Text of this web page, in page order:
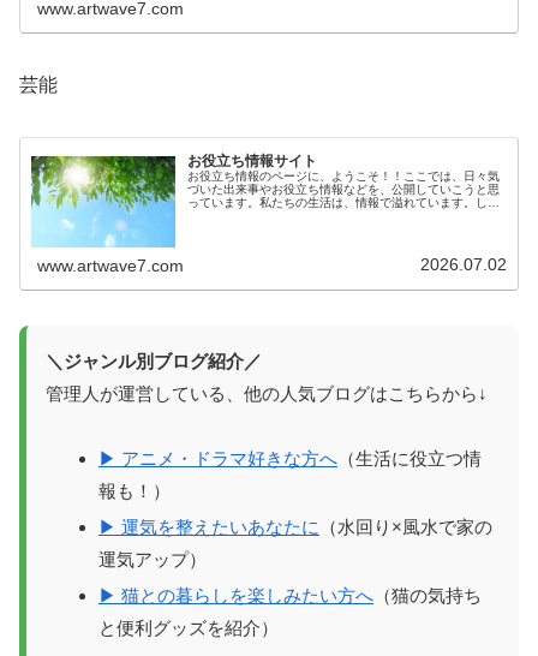
www.artwave7.com
芸能
お役立ち情報サイト
お役立ち情報のページに、ようこそ！！ここでは、日々気
づいた出来事やお役立ち情報などを、公開していこうと思
っています。私たちの生活は、情報で溢れています。しか
www.artwave7.com 2026.07.02
＼ジャンル別ブログ紹介／
管理人が運営している、他の人気ブログはこちらから↓
▶ アニメ・ドラマ好きな方へ （生活に役立つ情
報も！）
▶ 運気を整えたいあなたに
（水回り×風水で家の
運気アップ）
▶ 猫との暮らしを楽しみたい方へ （猫の気持ち
と便利グッズを紹介）